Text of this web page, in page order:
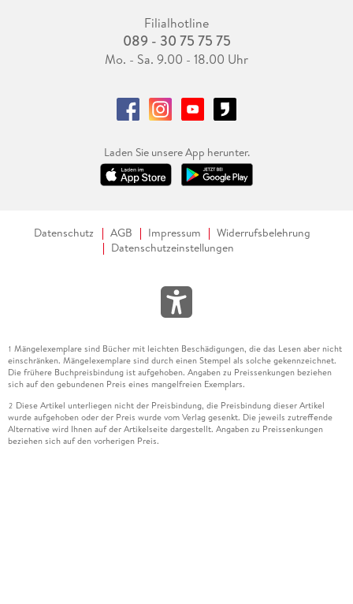
Filialhotline
089 - 30 75 75 75
Mo. - Sa. 9.00 - 18.00 Uhr
Laden Sie unsere App herunter.
Datenschutz AGB Impressum
Widerrufsbelehrung
Datenschutzeinstellungen
1 Mängelexemplare sind Bücher mit leichten Beschädigungen, die das Lesen aber nicht
einschränken. Mängelexemplare sind durch einen Stempel als solche gekennzeichnet.
Die frühere Buchpreisbindung ist aufgehoben. Angaben zu Preissenkungen beziehen
sich auf den gebundenen Preis eines mangelfreien Exemplars.
2 Diese Artikel unterliegen nicht der Preisbindung, die Preisbindung dieser Artikel
wurde aufgehoben oder der Preis wurde vom Verlag gesenkt. Die jeweils zutreffende
Alternative wird Ihnen auf der Artikelseite dargestellt. Angaben zu Preissenkungen
beziehen sich auf den vorherigen Preis.